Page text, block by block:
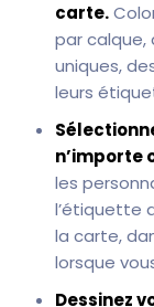
carte.
par calque,
uniques,
leurs
n’importe
les
l’étiquette
la carte,
lorsque
Dessinez